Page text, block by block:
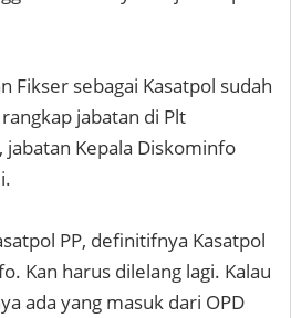
Fikser sebagai Kasatpol sudah
jabatan di Plt
jabatan Kepala Diskominfo
PP, definitifnya Kasatpol
Kan harus dilelang lagi. Kalau
ada yang masuk dari OPD